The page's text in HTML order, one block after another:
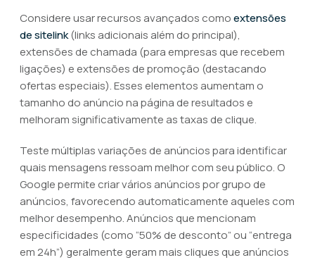
Considere usar recursos avançados comoextensões
de sitelink(links adicionais além do principal),
extensões de chamada (para empresas que recebem
ligações) e extensões de promoção (destacando
ofertas especiais). Esses elementos aumentam o
tamanho do anúncio na página de resultados e
melhoram significativamente as taxas de clique.
Teste múltiplas variações de anúncios para identificar
quais mensagens ressoam melhor com seu público. O
Google permite criar vários anúncios por grupo de
anúncios, favorecendo automaticamente aqueles com
melhor desempenho. Anúncios que mencionam
especificidades (como “50% de desconto” ou “entrega
em 24h”) geralmente geram mais cliques que anúncios